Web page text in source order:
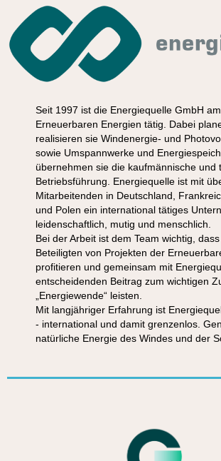
Seit 1997 ist die Energiequelle GmbH
Erneuerbaren Energien tätig. Dabei
realisieren sie Windenergie- und
sowie Umspannwerke und
übernehmen sie die kaufmännische und
Betriebsführung. Energiequelle ist mit
Mitarbeitenden in Deutschland,
und Polen ein international tätiges
leidenschaftlich, mutig und menschlich.
Bei der Arbeit ist dem Team wichtig,
Beteiligten von Projekten der
profitieren und gemeinsam mit
entscheidenden Beitrag zum wichtigen
„Energiewende“ leisten.
Mit langjähriger Erfahrung ist
- international und damit grenzenlos.
natürliche Energie des Windes und der